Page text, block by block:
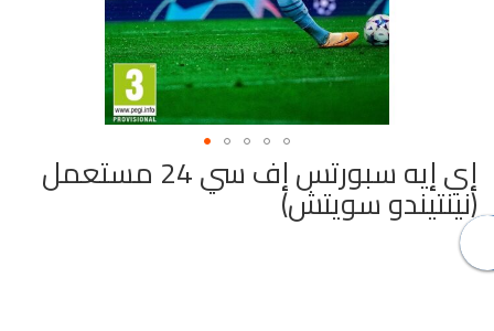
إي إيه سبورتس إف سي 24 مستعمل
(نينتيندو سويتش)
تخطي
إلى
بداية
معرض
الصور